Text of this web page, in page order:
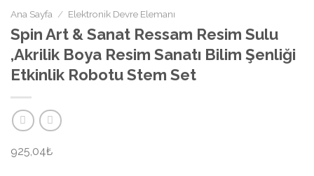
Ana Sayfa / Elektronik Devre Elemanı
Spin Art & Sanat Ressam Resim Sulu
,Akrilik Boya Resim Sanatı Bilim Şenliği
Etkinlik Robotu Stem Set
925,04₺